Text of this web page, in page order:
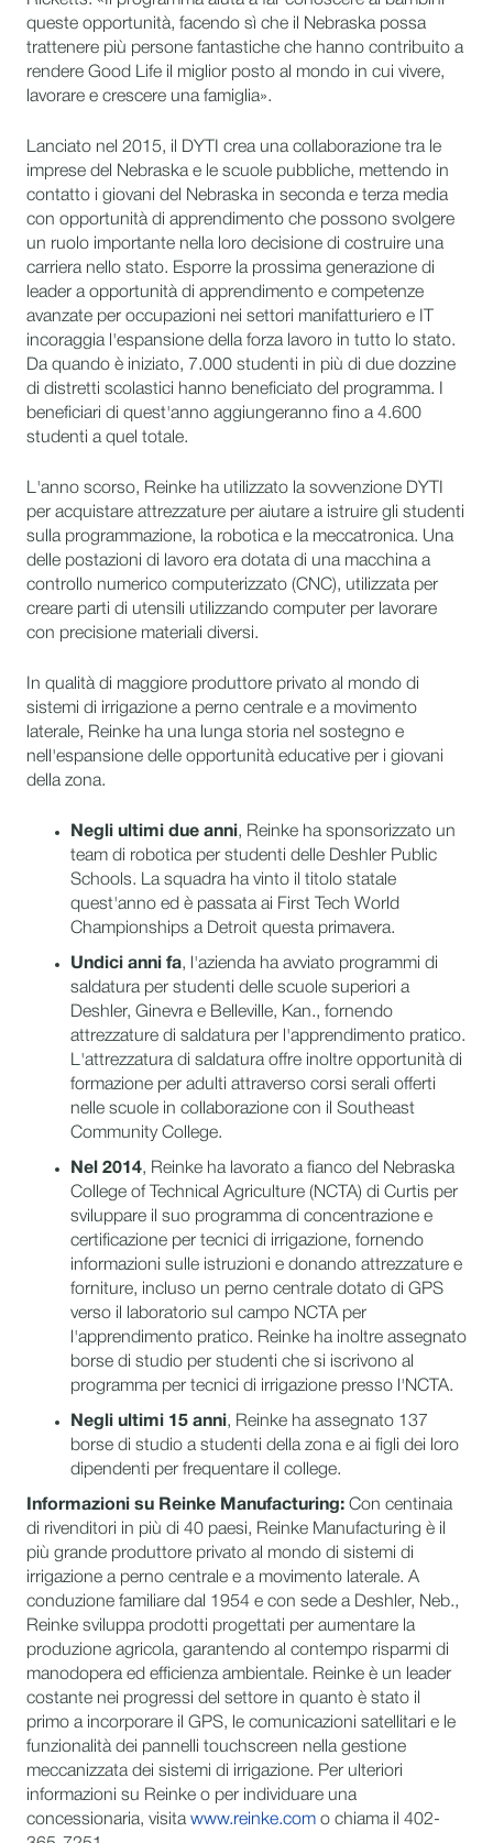
queste opportunità, facendo sì che il Nebraska possa
trattenere più persone fantastiche che hanno contribuito a
rendere Good Life il miglior posto al mondo in cui vivere,
lavorare e crescere una famiglia».
Lanciato nel 2015, il DYTI crea una collaborazione tra le
imprese del Nebraska e le scuole pubbliche, mettendo in
contatto i giovani del Nebraska in seconda e terza media
con opportunità di apprendimento che possono svolgere
un ruolo importante nella loro decisione di costruire una
carriera nello stato. Esporre la prossima generazione di
leader a opportunità di apprendimento e competenze
avanzate per occupazioni nei settori manifatturiero e IT
incoraggia l'espansione della forza lavoro in tutto lo stato.
Da quando è iniziato, 7.000 studenti in più di due dozzine
di distretti scolastici hanno beneficiato del programma. I
beneficiari di quest'anno aggiungeranno fino a 4.600
studenti a quel totale.
L'anno scorso, Reinke ha utilizzato la sovvenzione DYTI
per acquistare attrezzature per aiutare a istruire gli studenti
sulla programmazione, la robotica e la meccatronica. Una
delle postazioni di lavoro era dotata di una macchina a
controllo numerico computerizzato (CNC), utilizzata per
creare parti di utensili utilizzando computer per lavorare
con precisione materiali diversi.
In qualità di maggiore produttore privato al mondo di
sistemi di irrigazione a perno centrale e a movimento
laterale, Reinke ha una lunga storia nel sostegno e
nell'espansione delle opportunità educative per i giovani
della zona.
Negli ultimi due anni, Reinke ha sponsorizzato un
team di robotica per studenti delle Deshler Public
Schools. La squadra ha vinto il titolo statale
quest'anno ed è passata ai First Tech World
Championships a Detroit questa primavera.
Undici anni fa, l'azienda ha avviato programmi di
saldatura per studenti delle scuole superiori a
Deshler, Ginevra e Belleville, Kan., fornendo
attrezzature di saldatura per l'apprendimento pratico.
L'attrezzatura di saldatura offre inoltre opportunità di
formazione per adulti attraverso corsi serali offerti
nelle scuole in collaborazione con il Southeast
Community College.
Nel 2014, Reinke ha lavorato a fianco del Nebraska
College of Technical Agriculture (NCTA) di Curtis per
sviluppare il suo programma di concentrazione e
certificazione per tecnici di irrigazione, fornendo
informazioni sulle istruzioni e donando attrezzature e
forniture, incluso un perno centrale dotato di GPS
verso il laboratorio sul campo NCTA per
l'apprendimento pratico. Reinke ha inoltre assegnato
borse di studio per studenti che si iscrivono al
programma per tecnici di irrigazione presso l'NCTA.
Negli ultimi 15 anni, Reinke ha assegnato 137
borse di studio a studenti della zona e ai figli dei loro
dipendenti per frequentare il college.
Informazioni su Reinke Manufacturing: Con centinaia
di rivenditori in più di 40 paesi, Reinke Manufacturing è il
più grande produttore privato al mondo di sistemi di
irrigazione a perno centrale e a movimento laterale. A
conduzione familiare dal 1954 e con sede a Deshler, Neb.,
Reinke sviluppa prodotti progettati per aumentare la
produzione agricola, garantendo al contempo risparmi di
manodopera ed efficienza ambientale. Reinke è un leader
costante nei progressi del settore in quanto è stato il
primo a incorporare il GPS, le comunicazioni satellitari e le
funzionalità dei pannelli touchscreen nella gestione
meccanizzata dei sistemi di irrigazione. Per ulteriori
informazioni su Reinke o per individuare una
concessionaria, visita www.reinke.com o chiama il 402-